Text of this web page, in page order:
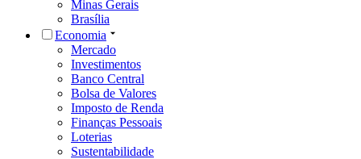
Minas Gerais
Brasília
Economia
Mercado
Investimentos
Banco Central
Bolsa de Valores
Imposto de Renda
Finanças Pessoais
Loterias
Sustentabilidade